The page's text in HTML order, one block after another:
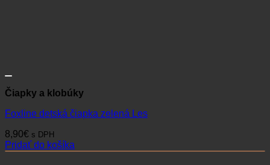
Čiapky a klobúky
Foxline detská čiapka zelená Les
8,90€ s DPH
Pridať do košíka